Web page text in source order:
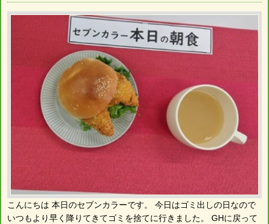
こんにちは 本日のセブンカラーです。 今日はゴミ出しの日なので
いつもより早く降りてきてゴミを捨てに行きました。 GHに戻って